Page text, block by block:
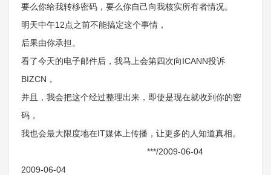
要么你给我转移密码，要么你自己向我核实所有者情况。
明天中午12点之前不能搞定这个事情，
后果由你承担。
看了今天的电子邮件后，我马上会第四次向ICANN投诉
BIZCN，
并且，我会把这个经过整理出来，即使是现在就收到你的密
码，
我也会最大限度地在IT媒体上传播，让更多的人知道真相。
***/2009-06-04
2009-06-04